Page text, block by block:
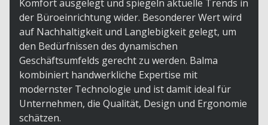
Komfort ausgelegt und spiegeln aktuelle Trends in
der Büroeinrichtung wider. Besonderer Wert wird
auf Nachhaltigkeit und Langlebigkeit gelegt, um
den Bedürfnissen des dynamischen
Geschäftsumfelds gerecht zu werden. Balma
kombiniert handwerkliche Expertise mit
modernster Technologie und ist damit ideal für
Unternehmen, die Qualität, Design und Ergonomie
schätzen.